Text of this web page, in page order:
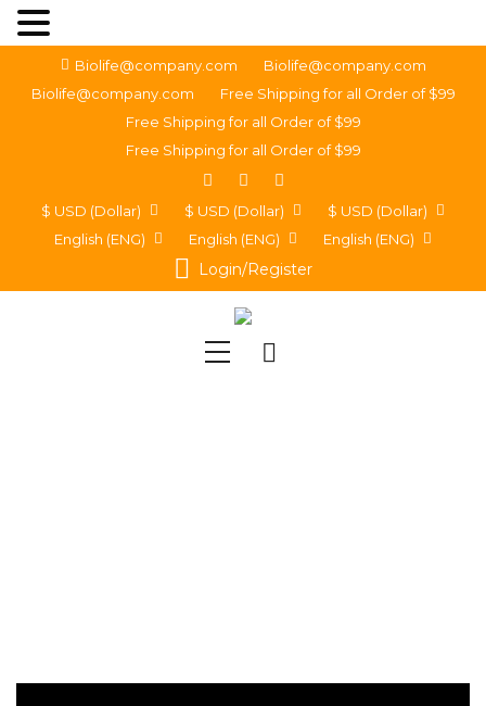
Biolife@company.com
Biolife@company.com
Biolife@company.com
Free Shipping for all Order of $99
Free Shipping for all Order of $99
Free Shipping for all Order of $99
$ USD (Dollar) $ USD (Dollar)
$ USD (Dollar)
English (ENG)
English (ENG) English (ENG)
Login/Register